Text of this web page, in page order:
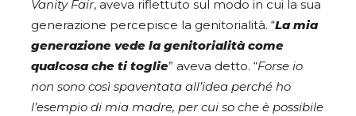
Vanity Fair, aveva riflettuto sul modo in cui la sua
generazione percepisce la genitorialità. “La mia
generazione vede la genitorialità come
qualcosa che ti toglie” aveva detto. “Forse io
non sono così spaventata all’idea perché ho
l’esempio di mia madre, per cui so che è possibile